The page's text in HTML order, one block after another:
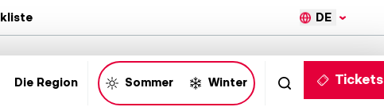
DE
Die Region Sommer Winter Tickets